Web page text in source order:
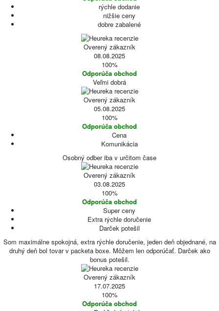
rýchle dodanie
nižšie ceny
dobre zabalené
Overený zákazník
08.08.2025
100%
Odporúča obchod
Veľmi dobrá
Overený zákazník
05.08.2025
100%
Odporúča obchod
Cena
Komunikácia
Osobný odber iba v určitom čase
Overený zákazník
03.08.2025
100%
Odporúča obchod
Super ceny
Extra rýchle doručenie
Darček potešil
Som maximálne spokojná, extra rýchle doručenie, jeden deň objednané, na
druhý deň bol tovar v packeta boxe. Môžem len odporúčať. Darček ako
bonus potešil.
Overený zákazník
17.07.2025
100%
Odporúča obchod